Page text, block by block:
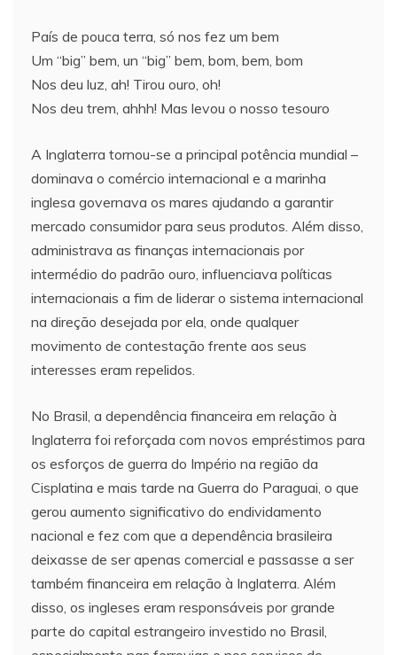
País de pouca terra, só nos fez um bem
Um “big” bem, un “big” bem, bom, bem, bom
Nos deu luz, ah! Tirou ouro, oh!
Nos deu trem, ahhh! Mas levou o nosso tesouro
A Inglaterra tornou-se a principal potência mundial –
dominava o comércio internacional e a marinha
inglesa governava os mares ajudando a garantir
mercado consumidor para seus produtos. Além disso,
administrava as finanças internacionais por
intermédio do padrão ouro, influenciava políticas
internacionais a fim de liderar o sistema internacional
na direção desejada por ela, onde qualquer
movimento de contestação frente aos seus
interesses eram repelidos.
No Brasil, a dependência financeira em relação à
Inglaterra foi reforçada com novos empréstimos para
os esforços de guerra do Império na região da
Cisplatina e mais tarde na Guerra do Paraguai, o que
gerou aumento significativo do endividamento
nacional e fez com que a dependência brasileira
deixasse de ser apenas comercial e passasse a ser
também financeira em relação à Inglaterra. Além
disso, os ingleses eram responsáveis por grande
parte do capital estrangeiro investido no Brasil,